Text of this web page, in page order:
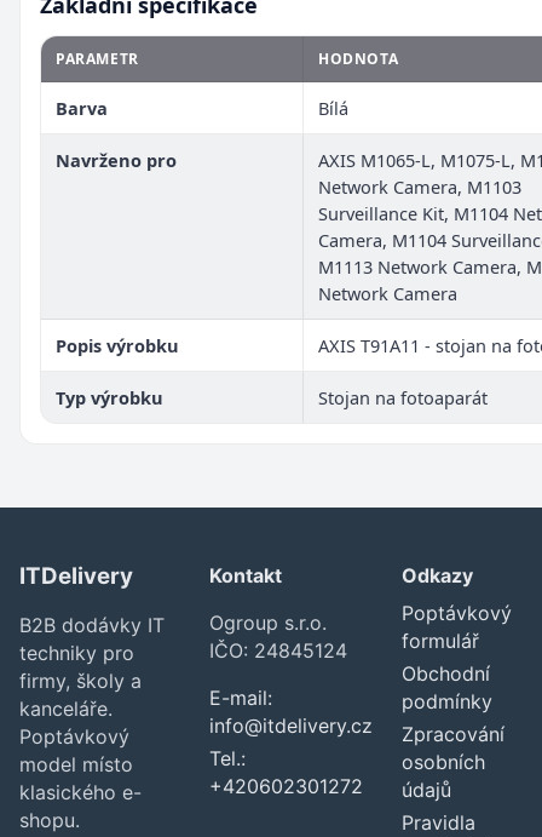
PARAMETR HODNOTA
Barva Bílá
Navrženo pro
AXIS M1065-L, M1075-L,
Network Camera, M1103
Surveillance Kit, M1104
Camera, M1104
M1113 Network Camera,
Network Camera
Popis výrobku AXIS T91A11 - stojan na
Typ výrobku Stojan na fotoaparát
ITDelivery
B2B dodávky IT
techniky pro
firmy, školy a
kanceláře.
Poptávkový
model místo
klasického e-
shopu.
Kontakt
Ogroup s.r.o.
IČO: 24845124
E-mail:
info@itdelivery.cz
Tel.:
+420602301272
Odkazy
Poptávkový
formulář
Obchodní
podmínky
Zpracování
osobních
údajů
Pravidla